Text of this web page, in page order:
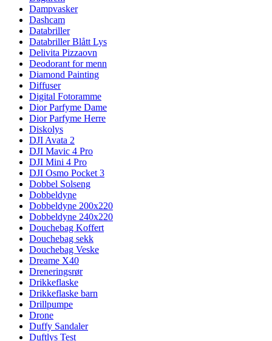
Dampvasker
Dashcam
Databriller
Databriller Blått Lys
Delivita Pizzaovn
Deodorant for menn
Diamond Painting
Diffuser
Digital Fotoramme
Dior Parfyme Dame
Dior Parfyme Herre
Diskolys
DJI Avata 2
DJI Mavic 4 Pro
DJI Mini 4 Pro
DJI Osmo Pocket 3
Dobbel Solseng
Dobbeldyne
Dobbeldyne 200x220
Dobbeldyne 240x220
Douchebag Koffert
Douchebag sekk
Douchebag Veske
Dreame X40
Dreneringsrør
Drikkeflaske
Drikkeflaske barn
Drillpumpe
Drone
Duffy Sandaler
Duftlys Test